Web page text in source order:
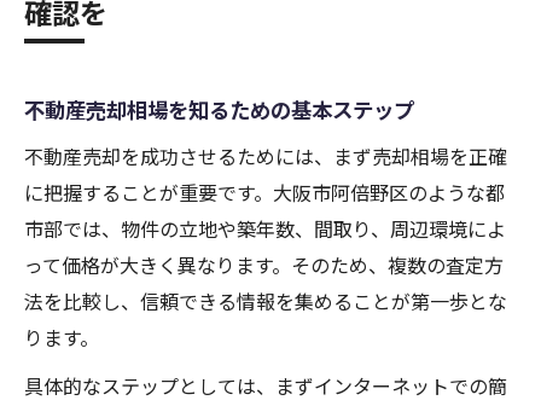
確認を
不動産売却相場を知るための基本ステップ
不動産売却を成功させるためには、まず売却相場を正確
に把握することが重要です。大阪市阿倍野区のような都
市部では、物件の立地や築年数、間取り、周辺環境によ
って価格が大きく異なります。そのため、複数の査定方
法を比較し、信頼できる情報を集めることが第一歩とな
ります。
具体的なステップとしては、まずインターネットでの簡